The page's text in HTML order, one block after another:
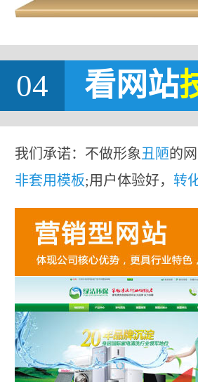
04 看网站
我们承诺：不做形象丑陋的
非套用模板;用户体验好， 转